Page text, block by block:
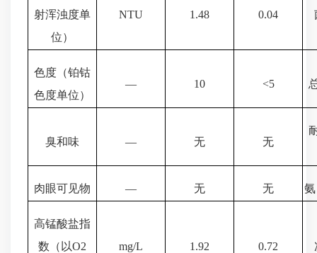
射浑浊度单
位）
NTU 1.48 0.04
色度（铂钴
色度单位）
— 10 <5
臭和味 — 无 无
肉眼可见物 — 无 无
高锰酸盐指
数（以O2
mg/L 1.92 0.72